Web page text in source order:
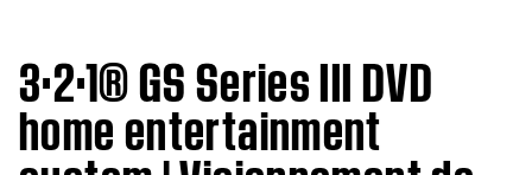
3·2·1® GS Series III DVD
home entertainment